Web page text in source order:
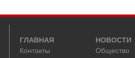
ГЛАВНАЯ
Контакты
НОВОСТИ
Общество